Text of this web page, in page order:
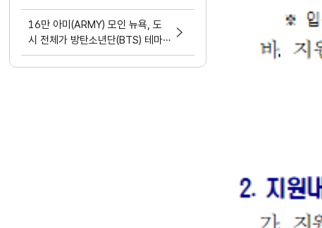
16만 아미(ARMY) 모인 뉴욕, 도
시 전체가 방탄소년단(BTS) 테마
파크가 됐다.